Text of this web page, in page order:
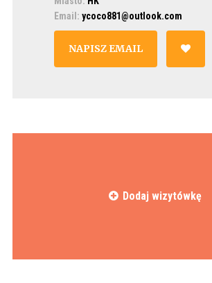
Email: ycoco881@outlook.com
NAPISZ EMAIL
Dodaj wizytówkę